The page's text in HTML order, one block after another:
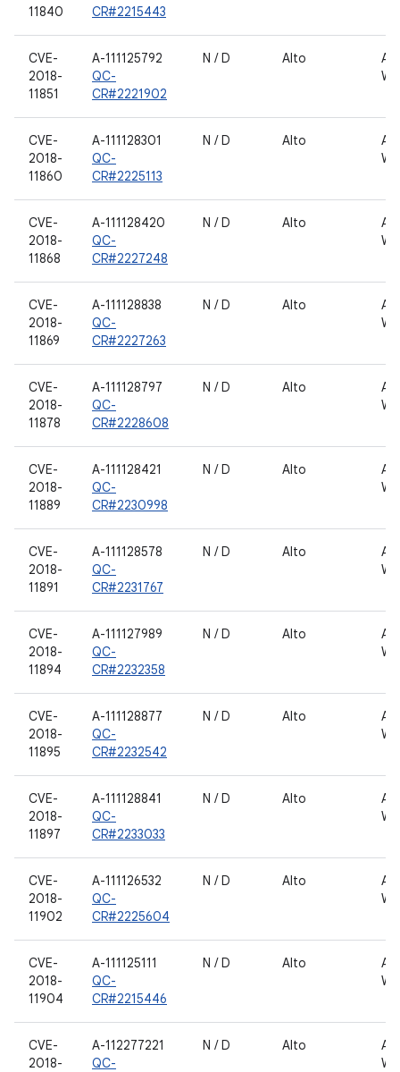
11840
CR#2215443
CVE-
2018-
11851
A-111125792
QC-
CR#2221902
N / D Alto
CVE-
2018-
11860
A-111128301
QC-
CR#2225113
N / D Alto
CVE-
2018-
11868
A-111128420
QC-
CR#2227248
N / D Alto
CVE-
2018-
11869
A-111128838
QC-
CR#2227263
N / D Alto
CVE-
2018-
11878
A-111128797
QC-
CR#2228608
N / D Alto
CVE-
2018-
11889
A-111128421
QC-
CR#2230998
N / D Alto
CVE-
2018-
11891
A-111128578
QC-
CR#2231767
N / D Alto
CVE-
2018-
11894
A-111127989
QC-
CR#2232358
N / D Alto
CVE-
2018-
11895
A-111128877
QC-
CR#2232542
N / D Alto
CVE-
2018-
11897
A-111128841
QC-
CR#2233033
N / D Alto
CVE-
2018-
11902
A-111126532
QC-
CR#2225604
N / D Alto
CVE-
2018-
11904
A-111125111
QC-
CR#2215446
N / D Alto
CVE-
2018-
A-112277221
QC-
N / D Alto